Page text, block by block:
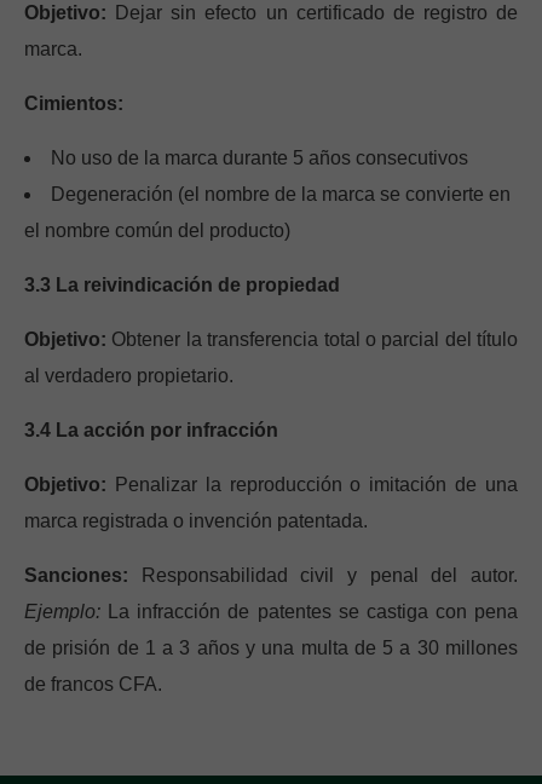
Objetivo: Dejar sin efecto un certificado de registro de
marca.
Cimientos:
No uso de la marca durante 5 años consecutivos
Degeneración (el nombre de la marca se convierte en
el nombre común del producto)
3.3 La reivindicación de propiedad
Objetivo: Obtener la transferencia total o parcial del título
al verdadero propietario.
3.4 La acción por infracción
Objetivo: Penalizar la reproducción o imitación de una
marca registrada o invención patentada.
Sanciones: Responsabilidad civil y penal del autor.
Ejemplo: La infracción de patentes se castiga con pena
de prisión de 1 a 3 años y una multa de 5 a 30 millones
de francos CFA.